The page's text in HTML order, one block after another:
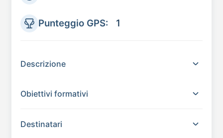
Punteggio GPS: 1
Descrizione
Obiettivi formativi
Destinatari